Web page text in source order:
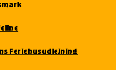
Feriehusudlejning